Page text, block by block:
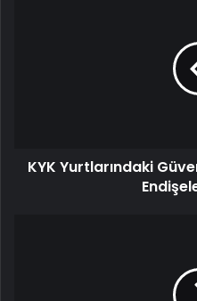
KYK Yurtlarındaki